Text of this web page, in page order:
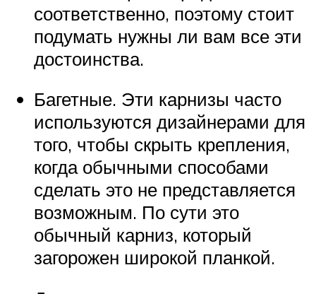
соответственно, поэтому стоит
подумать нужны ли вам все эти
достоинства.
Багетные. Эти карнизы часто
используются дизайнерами для
того, чтобы скрыть крепления,
когда обычными способами
сделать это не представляется
возможным. По сути это
обычный карниз, который
загорожен широкой планкой.